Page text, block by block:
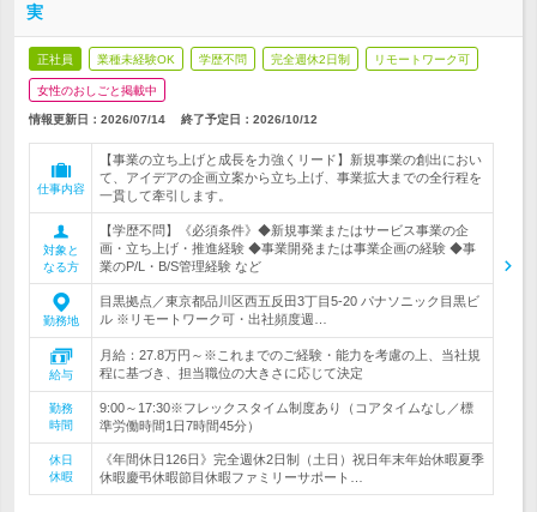
実
正社員 業種未経験OK 学歴不問 完全週休2日制 リモートワーク可
女性のおしごと掲載中
情報更新日：2026/07/14 終了予定日： 2026/10/12
仕事内容
【事業の立ち上げと成長を力強くリード】新規事業の創出におい
て、アイデアの企画立案から立ち上げ、事業拡大までの全行程を
一貫して牽引します。
対象と
なる方
【学歴不問】《必須条件》◆新規事業またはサービス事業の企
画・立ち上げ・推進経験 ◆事業開発または事業企画の経験 ◆事
業のP/L・B/S管理経験 など
勤務地
目黒拠点／東京都品川区西五反田3丁目5-20 パナソニック目黒ビ
ル ※リモートワーク可・出社頻度週…
給与
月給：27.8万円～※これまでのご経験・能力を考慮の上、当社規
程に基づき、担当職位の大きさに応じて決定
勤務
時間
9:00～17:30※フレックスタイム制度あり（コアタイムなし／標
準労働時間1日7時間45分）
休日
休暇
《年間休日126日》完全週休2日制（土日）祝日年末年始休暇夏季
休暇慶弔休暇節目休暇ファミリーサポート…